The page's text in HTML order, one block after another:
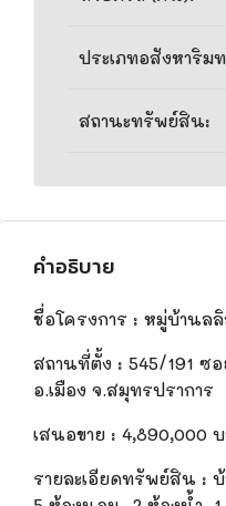
ประเภทอสังหาริม
สถานะทรัพย์สิน:
คำอธิบาย
ชื่อโครงการ : หมู่บ้านล
สถานที่ตั้ง : 545/191 ซอ
อ.เมือง จ.สมุทรปราการ
เสนอขาย : 4,890,000
รายละเอียดทรัพย์สิน :